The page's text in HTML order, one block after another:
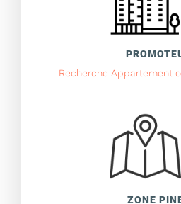
Recherche Appartement
ZONE